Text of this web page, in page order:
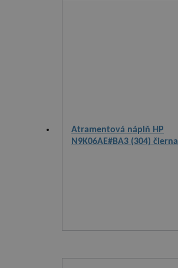
Atramentová náplň HP
N9K06AE#BA3 (304) čierna